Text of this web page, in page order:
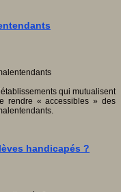
qui mutualisent
rendre « accessibles » des
handicapés ?